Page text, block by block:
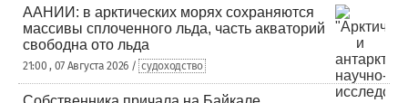
ААНИИ: в арктических морях сохраняются
массивы сплоченного льда, часть акваторий
свободна ото льда
21:00 , 07 Августа 2026 / судоходство